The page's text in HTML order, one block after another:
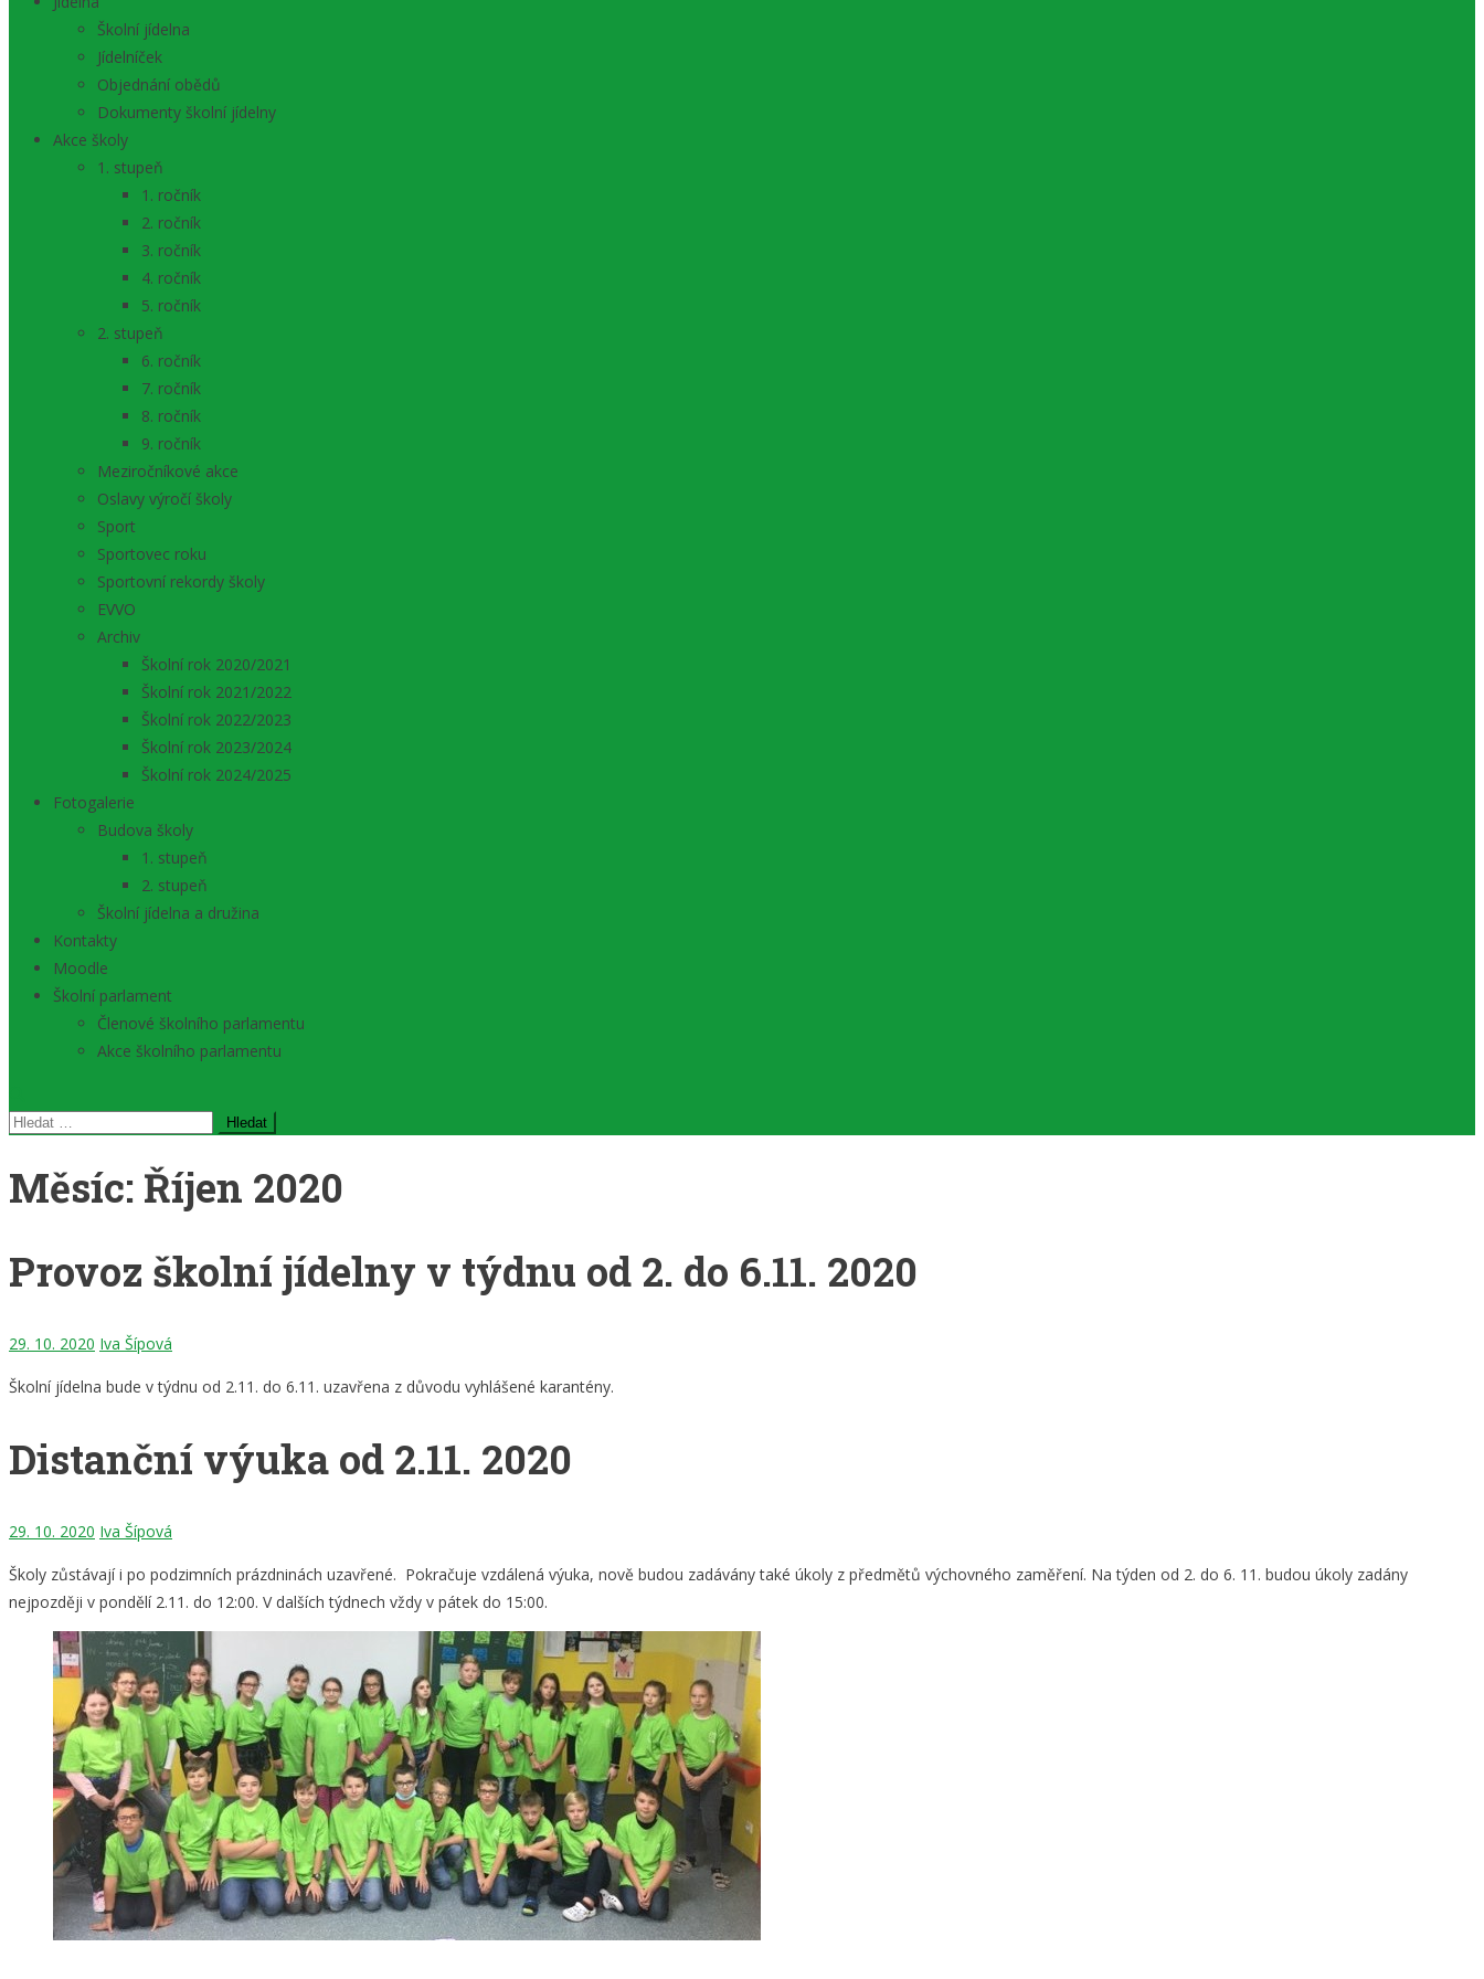
Školní jídelna
Jídelníček
Objednání obědů
Dokumenty školní jídelny
Akce školy
1. stupeň
1. ročník
2. ročník
3. ročník
4. ročník
5. ročník
2. stupeň
6. ročník
7. ročník
8. ročník
9. ročník
Meziročníkové akce
Oslavy výročí školy
Sport
Sportovec roku
Sportovní rekordy školy
EVVO
Archiv
Školní rok 2020/2021
Školní rok 2021/2022
Školní rok 2022/2023
Školní rok 2023/2024
Školní rok 2024/2025
Fotogalerie
Budova školy
1. stupeň
2. stupeň
Školní jídelna a družina
Kontakty
Moodle
Školní parlament
Členové školního parlamentu
Akce školního parlamentu
Vyhledávání
Měsíc: Říjen 2020
Provoz školní jídelny v týdnu od 2. do 6.11. 2020
29. 10. 2020 Iva Šípová
Školní jídelna bude v týdnu od 2.11. do 6.11. uzavřena z důvodu vyhlášené karantény.
Distanční výuka od 2.11. 2020
29. 10. 2020 Iva Šípová
Školy zůstávají i po podzimních prázdninách uzavřené. Pokračuje vzdálená výuka, nově budou zadávány také úkoly z předmětů výchovného zaměření. Na týden od 2. do 6. 11. budou úkoly zadány
nejpozději v pondělí 2.11. do 12:00. V dalších týdnech vždy v pátek do 15:00.